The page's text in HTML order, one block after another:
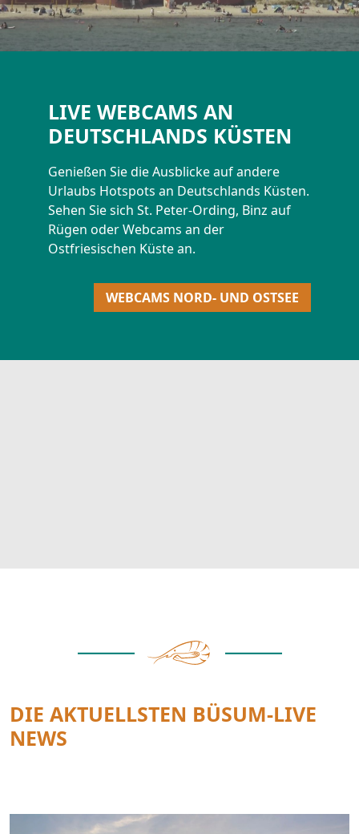
LIVE WEBCAMS AN
DEUTSCHLANDS KÜSTEN
Genießen Sie die Ausblicke auf andere
Urlaubs Hotspots an Deutschlands Küsten.
Sehen Sie sich St. Peter-Ording, Binz auf
Rügen oder Webcams an der
Ostfriesischen Küste an.
WEBCAMS NORD- UND OSTSEE
DIE AKTUELLSTEN BÜSUM-LIVE
NEWS